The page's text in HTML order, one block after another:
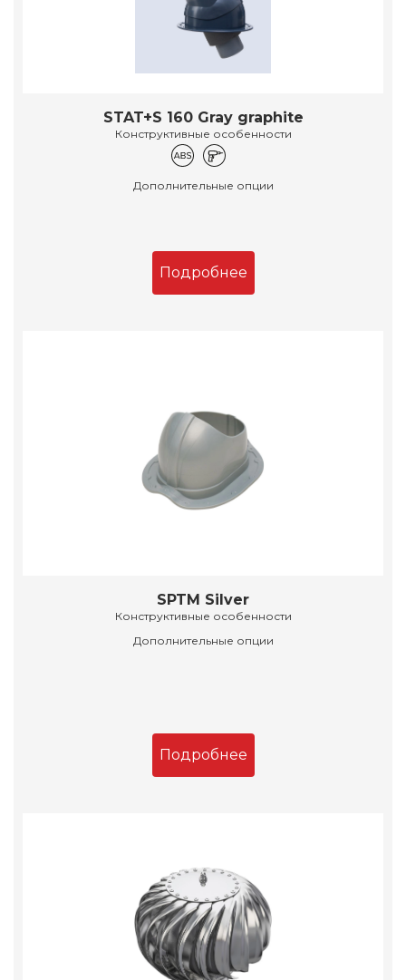
STAT+S 160 Gray graphite
Конструктивные особенности
Дополнительные опции
Подробнее
SPTM Silver
Конструктивные особенности
Дополнительные опции
Подробнее